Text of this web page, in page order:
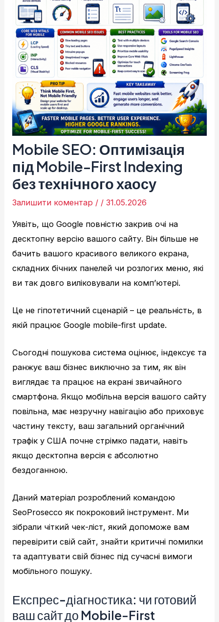
Mobile SEO: Оптимізація
під Mobile-First Indexing
без технічного хаосу
Залишити коментар / /31.05.2026
Уявіть, що Google повністю закрив очі на
десктопну версію вашого сайту. Він більше не
бачить вашого красивого великого екрана,
складних бічних панелей чи розлогих меню, які
ви так довго виліковували на комп’ютері.
Це не гіпотетичний сценарій – це реальність, в
якій працює Google mobile-first update.
Сьогодні пошукова система оцінює, індексує та
ранжує ваш бізнес виключно за тим, як він
виглядає та працює на екрані звичайного
смартфона. Якщо мобільна версія вашого сайту
повільна, має незручну навігацію або приховує
частину тексту, ваш загальний органічний
трафік у США почне стрімко падати, навіть
якщо десктопна версія є абсолютно
бездоганною.
Даний матеріал розроблений командою
SeoProsecco як покроковий інструмент. Ми
зібрали чіткий чек-ліст, який допоможе вам
перевірити свій сайт, знайти критичні помилки
та адаптувати свій бізнес під сучасні вимоги
мобільного пошуку.
Експрес-діагностика: чи готовий
ваш сайт до Mobile-First